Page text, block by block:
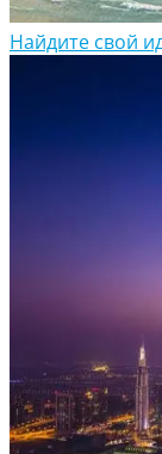
Найдите свой